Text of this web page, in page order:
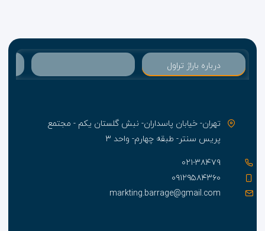
درباره باراژ تراول
تهران- خیابان پاسداران- نبش گلستان یکم - مجتمع
پریس سنتر- طبقه چهارم- واحد ۳
۰۲۱-۳۸۴۷۹
۰۹۱۲۹۵۸۴۳۶۰
markting.barrage@gmail.com